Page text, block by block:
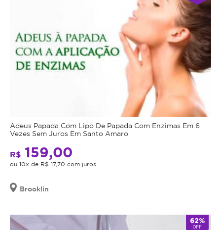
Adeus Papada Com Lipo De Papada Com Enzimas Em 6
Vezes Sem Juros Em Santo Amaro
R$ 159,00
ou 10x de R$ 17,70 com juros
Brooklin
62%
OFF